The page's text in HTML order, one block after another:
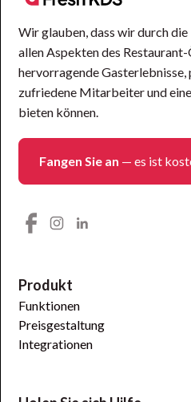
Wir glauben, dass wir durch
allen Aspekten des
hervorragende
zufriedene Mitarbeiter und
bieten können.
Fangen Sie an — es ist
Produkt
Funktionen
Preisgestaltung
Integrationen